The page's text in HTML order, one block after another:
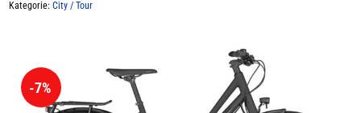
-7%
Kategorie:City / Tour